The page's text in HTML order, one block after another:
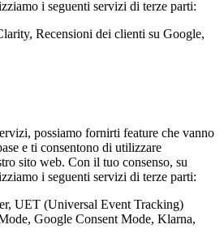
i seguenti servizi di terze parti:
Recensioni dei clienti su Google,
possiamo fornirti feature che vanno
e ti consentono di utilizzare
sito web. Con il tuo consenso, su
i seguenti servizi di terze parti:
UET (Universal Event Tracking)
Google Consent Mode, Klarna,